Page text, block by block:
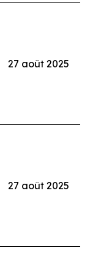
27 août 2025
27 août 2025